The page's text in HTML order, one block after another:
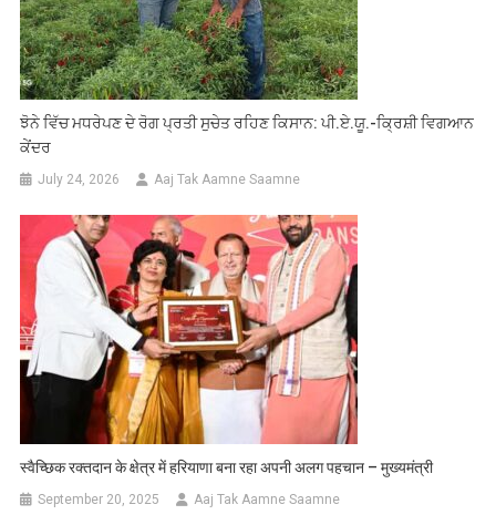
ਝੋਨੇ ਵਿੱਚ ਮਧਰੇਪਣ ਦੇ ਰੋਗ ਪ੍ਰਤੀ ਸੁਚੇਤ ਰਹਿਣ ਕਿਸਾਨ: ਪੀ.ਏ.ਯੂ.-ਕ੍ਰਿਸ਼ੀ ਵਿਗਆਨ
ਕੇਂਦਰ
July 24, 2026 Aaj Tak Aamne Saamne
स्वैच्छिक रक्तदान के क्षेत्र में हरियाणा बना रहा अपनी अलग पहचान – मुख्यमंत्री
September 20, 2025 Aaj Tak Aamne Saamne